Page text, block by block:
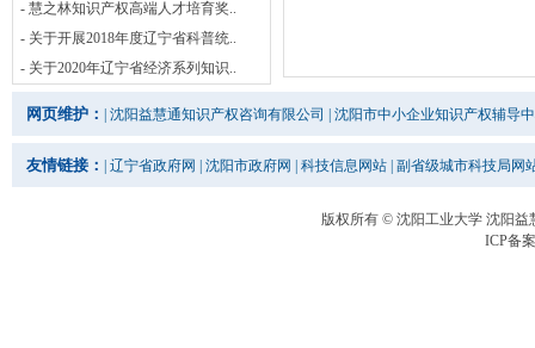
- 慧之林知识产权高端人才培育奖..
- 关于开展2018年度辽宁省科普统..
- 关于2020年辽宁省经济系列知识..
网页维护： 沈阳益慧通知识产权咨询有限公司 沈阳市中小企业知识产权辅导
友情链接： 辽宁省政府网 沈阳市政府网 科技信息网站 副省级城市科技局网
版权所有 © 沈阳工业大学 沈阳
ICP备